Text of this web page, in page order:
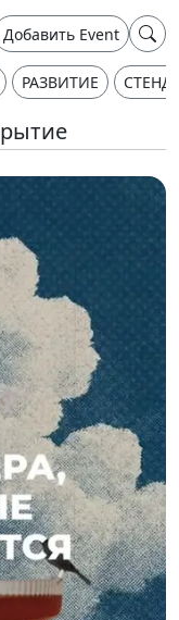
Добавить Event
РАЗВИТИЕ